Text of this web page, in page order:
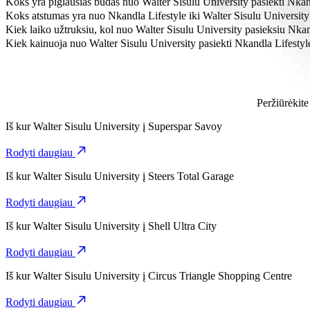
Pasirinkdami kategoriją Go Hatch, nuo Walter Sisulu University iki
Koks atstumas yra nuo Nkandla Lifestyle iki Walter Sisulu
Nuo Walter Sisulu University iki Nkandla Lifestyle yra maždaug 4,2
Kiek laiko užtruksiu, kol nuo Walter Sisulu University pasieksiu
Pasirinkdami kategoriją Go Hatch, nuo Walter Sisulu University iki
Kiek kainuoja nuo Walter Sisulu University pasiekti Nkandla
Pasirinkdami kategoriją Go Hatch, už kelionę nuo Walter Sisulu
Iš kur Walter Sisulu University į Superspar Savoy
Rodyti daugiau
Iš kur Walter Sisulu University į Steers Total Garage
Rodyti daugiau
Iš kur Walter Sisulu University į Shell Ultra City
Rodyti daugiau
Iš kur Walter Sisulu University į Circus Triangle Shopping Centre
Rodyti daugiau